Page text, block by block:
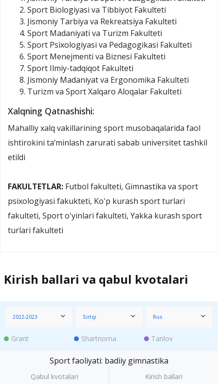
Sport Biologiyasi va Tibbiyot Fakulteti
Jismoniy Tarbiya va Rekreatsiya Fakulteti
Sport Madaniyati va Turizm Fakulteti
Sport Psixologiyasi va Pedagogikasi Fakulteti
Sport Menejmenti va Biznesi Fakulteti
Sport Ilmiy-tadqiqot Fakulteti
Jismoniy Madaniyat va Ergonomika Fakulteti
Turizm va Sport Xalqaro Aloqalar Fakulteti
Xalqning Qatnashishi:
Mahalliy xalq vakillarining sport musobaqalarida faol
ishtirokini taʼminlash zarurati sabab universitet tashkil
etildi
FAKULTETLAR: Futbol fakulteti, Gimnastika va sport
psixologiyasi fakukteti, Ko'p kurash sport turlari
fakulteti, Sport o'yinlari fakulteti, Yakka kurash sport
turlari fakulteti
Kirish ballari va qabul kvotalari
2022-2023 Sirtqi Rus
Grant Shartnoma Tanlov
Sport faoliyati: badiiy gimnastika